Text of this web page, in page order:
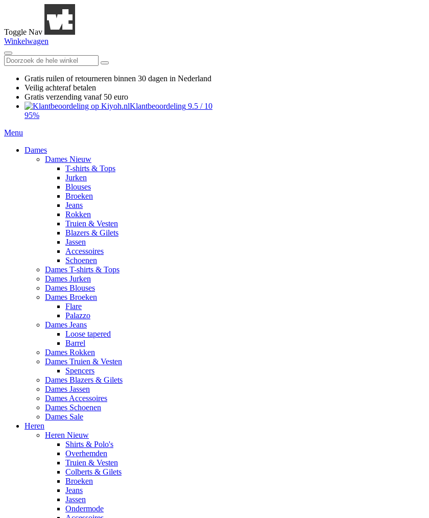
Toggle Nav
Winkelwagen
Gratis ruilen of retourneren binnen 30 dagen in Nederland
Veilig achteraf betalen
Gratis verzending vanaf 50 euro
Klantbeoordeling 9.5 / 10
95%
Menu
Dames
Dames Nieuw
T-shirts & Tops
Jurken
Blouses
Broeken
Jeans
Rokken
Truien & Vesten
Blazers & Gilets
Jassen
Accessoires
Schoenen
Dames T-shirts & Tops
Dames Jurken
Dames Blouses
Dames Broeken
Flare
Palazzo
Dames Jeans
Loose tapered
Barrel
Dames Rokken
Dames Truien & Vesten
Spencers
Dames Blazers & Gilets
Dames Jassen
Dames Accessoires
Dames Schoenen
Dames Sale
Heren
Heren Nieuw
Shirts & Polo's
Overhemden
Truien & Vesten
Colberts & Gilets
Broeken
Jeans
Jassen
Ondermode